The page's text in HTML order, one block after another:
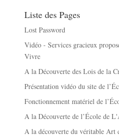
Liste des Pages
Lost Password
Vidéo - Services gracieux
Vivre
A la Découverte des Lois de la
Présentation vidéo du site de
Fonctionnement matériel de
A la Découverte de l’École de
A la découverte du véritable Art